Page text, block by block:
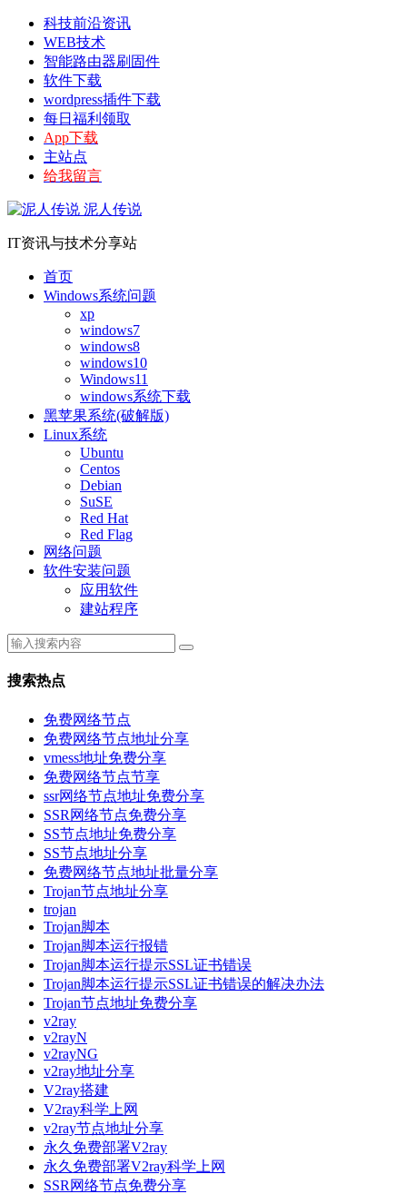
科技前沿资讯
WEB技术
智能路由器刷固件
软件下载
wordpress插件下载
每日福利领取
App下载
主站点
给我留言
泥人传说
IT资讯与技术分享站
首页
Windows系统问题
xp
windows7
windows8
windows10
Windows11
windows系统下载
黑苹果系统(破解版)
Linux系统
Ubuntu
Centos
Debian
SuSE
Red Hat
Red Flag
网络问题
软件安装问题
应用软件
建站程序
搜索热点
免费网络节点
免费网络节点地址分享
vmess地址免费分享
免费网络节点节享
ssr网络节点地址免费分享
SSR网络节点免费分享
SS节点地址免费分享
SS节点地址分享
免费网络节点地址批量分享
Trojan节点地址分享
trojan
Trojan脚本
Trojan脚本运行报错
Trojan脚本运行提示SSL证书错误
Trojan脚本运行提示SSL证书错误的解决办法
Trojan节点地址免费分享
v2ray
v2rayN
v2rayNG
v2ray地址分享
V2ray搭建
V2ray科学上网
v2ray节点地址分享
永久免费部署V2ray
永久免费部署V2ray科学上网
SSR网络节点免费分享